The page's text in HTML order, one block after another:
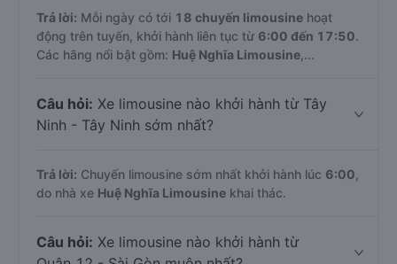
Trả lời: Mỗi ngày có tới 18 chuyến limousine hoạt
động trên tuyến, khởi hành liên tục từ 6:00 đến 17:50.
Các hãng nổi bật gồm: Huệ Nghĩa Limousine ,...
Câu hỏi: Xe limousine nào khởi hành từ Tây
Ninh - Tây Ninh sớm nhất?
Trả lời: Chuyến limousine sớm nhất khởi hành lúc 6:00
do nhà xe Huệ Nghĩa Limousine khai thác.
Câu hỏi: Xe limousine nào khởi hành từ